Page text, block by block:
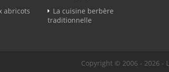
abricots
La cuisine berbère
traditionnelle
Copyright © 2006 - 2026 -